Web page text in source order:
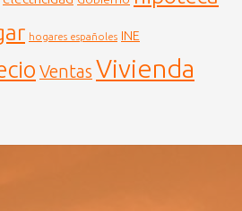
hogares españoles INE
Ventas Vivienda